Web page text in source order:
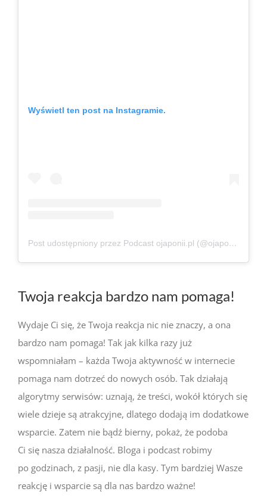
Wyświetl ten post na Instagramie.
Post udostępniony przez Podcast ojaponii.pl (@ojaponii)
Twoja reakcja bardzo nam pomaga!
Wydaje Ci się, że Twoja reakcja nic nie znaczy, a ona
bardzo nam pomaga! Tak jak kilka razy już
wspomniałam – każda Twoja aktywność w internecie
pomaga nam dotrzeć do nowych osób. Tak działają
algorytmy serwisów: uznają, że treści, wokół których się
wiele dzieje są atrakcyjne, dlatego dodają im dodatkowe
wsparcie. Zatem nie bądź bierny, pokaż, że podoba
Ci się nasza działalność. Bloga i podcast robimy
po godzinach, z pasji, nie dla kasy. Tym bardziej Wasze
reakcję i wsparcie są dla nas bardzo ważne!